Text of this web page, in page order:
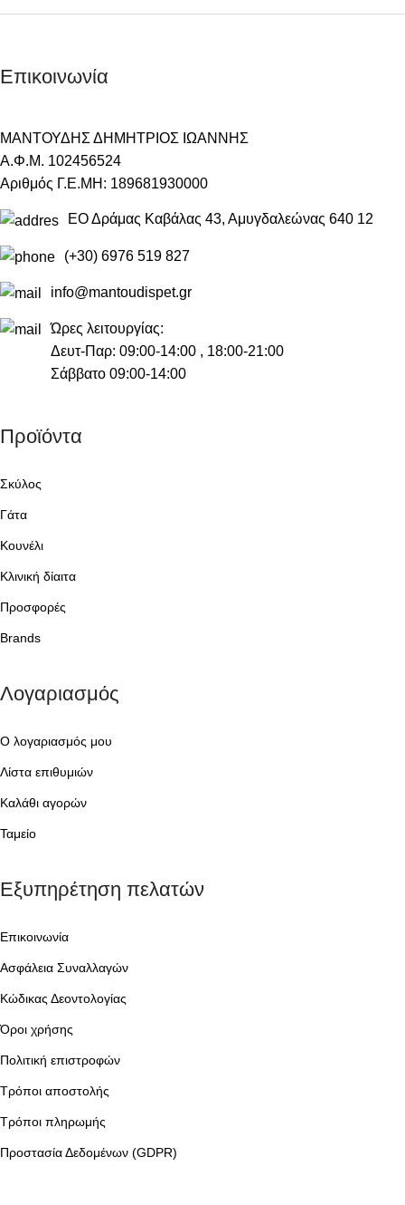
Επικοινωνία
ΜΑΝΤΟΥΔΗΣ ΔΗΜΗΤΡΙΟΣ ΙΩΑΝΝΗΣ
Α.Φ.Μ. 102456524
Αριθμός Γ.Ε.ΜΗ: 189681930000
ΕΟ Δράμας Καβάλας 43, Αμυγδαλεώνας 640 12
(+30) 6976 519 827
info@mantoudispet.gr
Ώρες λειτουργίας:
Δευτ-Παρ: 09:00-14:00 , 18:00-21:00
Σάββατο 09:00-14:00
Προϊόντα
Σκύλος
Γάτα
Κουνέλι
Κλινική δίαιτα
Προσφορές
Brands
Λογαριασμός
Ο λογαριασμός μου
Λίστα επιθυμιών
Καλάθι αγορών
Ταμείο
Εξυπηρέτηση πελατών
Επικοινωνία
Ασφάλεια Συναλλαγών
Κώδικας Δεοντολογίας
Όροι χρήσης
Πολιτική επιστροφών
Τρόποι αποστολής
Τρόποι πληρωμής
Προστασία Δεδομένων (GDPR)